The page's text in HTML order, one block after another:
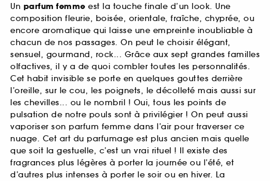
Un parfum femme est la touche finale d’un look. Une
composition fleurie, boisée, orientale, fraîche, chyprée, ou
encore aromatique qui laisse une empreinte inoubliable à
chacun de nos passages. On peut le choisir élégant,
sensuel, gourmand, rock... Grâce aux sept grandes familles
olfactives, il y a de quoi combler toutes les personnalités.
Cet habit invisible se porte en quelques gouttes derrière
l’oreille, sur le cou, les poignets, le décolleté mais aussi sur
les chevilles... ou le nombril ! Oui, tous les points de
pulsation de notre pouls sont à privilégier ! On peut aussi
vaporiser son parfum femme dans l’air pour traverser ce
nuage. Cet art du parfumage est plus ancien mais quelle
que soit la gestuelle, c’est un vrai rituel ! Il existe des
fragrances plus légères à porter la journée ou l’été, et
d’autres plus intenses à porter le soir ou en hiver. La